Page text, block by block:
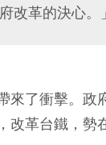
改革的決心。」
了衝擊。政
革台鐵，勢